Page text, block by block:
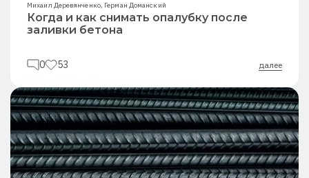
Михаил Деревянченко, Герман Доманский
Когда и как снимать опалубку после
заливки бетона
0 53 далее